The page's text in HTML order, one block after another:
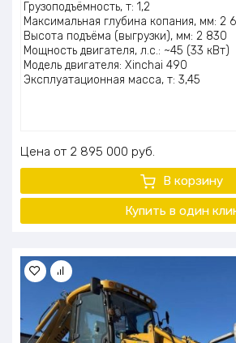
Грузоподъёмность, т: 1,2
Максимальная глубина копания, мм: 2
Высота подъёма (выгрузки), мм: 2 830
Мощность двигателя, л.с.: ~45 (33 кВт)
Модель двигателя: Xinchai 490
Эксплуатационная масса, т: 3,45
Цена 2 895 000 руб.
В корзину
Купить в один